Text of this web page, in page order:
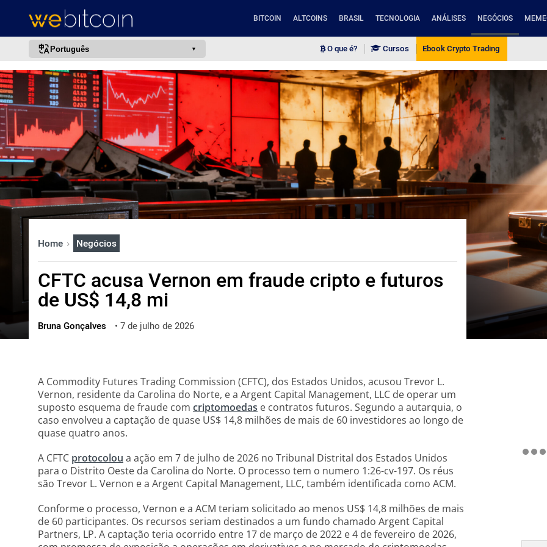
BITCOIN ALTCOINS BRASIL TECNOLOGIA ANÁLISES NEGÓCIOS
Português
português (BR)
english
español
français
italiano
deutsch
日本語
中文
한국어
العربية
ไทย
ქართული
O que é? Cursos Ebook Crypto Trading
Home Negócios
CFTC acusa Vernon em fraude cripto e futuros
de US$ 14,8 mi
Bruna Gonçalves • 7 de julho de 2026
A Commodity Futures Trading Commission (CFTC), dos Estados Unidos, acusou Trevor L.
Vernon, residente da Carolina do Norte, e a Argent Capital Management, LLC de operar um
suposto esquema de fraude com criptomoedas e contratos futuros. Segundo a autarquia, o
caso envolveu a captação de quase US$ 14,8 milhões de mais de 60 investidores ao longo de
quase quatro anos.
A CFTC protocolou a ação em 7 de julho de 2026 no Tribunal Distrital dos Estados Unidos
para o Distrito Oeste da Carolina do Norte. O processo tem o numero 1:26-cv-197. Os réus
são Trevor L. Vernon e a Argent Capital Management, LLC, também identificada como ACM.
Conforme o processo, Vernon e a ACM teriam solicitado ao menos US$ 14,8 milhões de mais
de 60 participantes. Os recursos seriam destinados a um fundo chamado Argent Capital
Partners, LP. A captação teria ocorrido entre 17 de março de 2022 e 4 de fevereiro de 2026,